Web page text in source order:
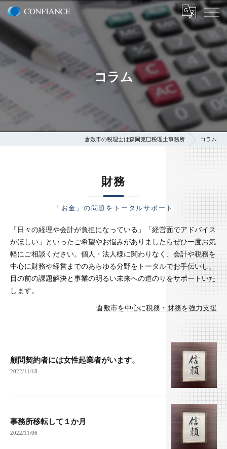
コラム
倉敷市の税理士は森岡克巳税理士事務所 コラム
財務
「お金」の問題をトータルサポート
「日々の経理や会計が負担になっている」「経営面でアドバイス
がほしい」といったご希望やお悩みがありましたらぜひ一度お気
軽にご相談ください。個人・法人様に関わりなく、会計や税務を
中心に財務や経営までのあらゆる分野をトータルでお手伝いし、
目の前の課題解決と事業の明るい未来への道のりをサポートいた
します。
倉敷市を中心に税務・財務を強力支援
顧問契約者には女性起業者がいます。
2022/11/18
事務所移転して１か月
2022/11/06